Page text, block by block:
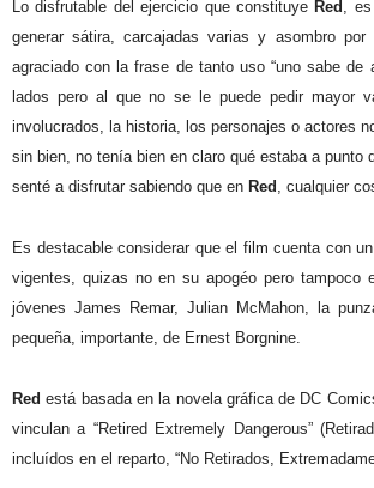
Lo disfrutable del ejercicio que constituyeRed ,
generar sátira, carcajadas varias y asombro
agraciado con la frase de tanto uso “uno sabe
lados pero al que no se le puede pedir mayor
involucrados, la historia, los personajes o actores
sin bien, no tenía bien en claro qué estaba a
senté a disfrutar sabiendo que en Red , cualquier
Es destacable considerar que el film cuenta con
vigentes, quizas no en su apogéo pero
jóvenes James Remar, Julian McMahon, la
pequeña, importante, de Ernest Borgnine.
Red está basada en la novela gráfica de DC
vinculan a “Retired Extremely Dangerous”
incluídos en el reparto, “No Retirados,